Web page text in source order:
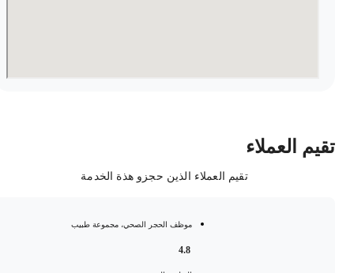
العملاء
تقيم العملاء الذين حجزو هذة الخدمة
موظف الحجر الصحي، مجموعة طبيب